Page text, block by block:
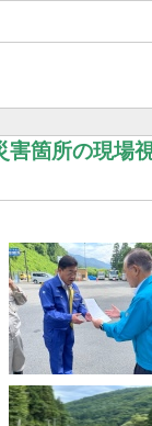
害箇所の現場